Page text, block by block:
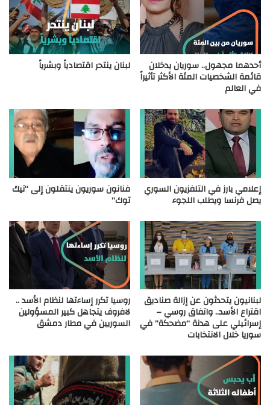
أحدهما مجهول.. سوريان يدخلان
قائمة الشخصيات المئة الأكثر تأثيراً
في العالم
لبنان ينتحر اقتصادياً وبشرياً
إعلامي بارز في التلفزيون السوري
يصل فرنسا ويطلب اللجوء
فنانون سوريون ينتقلون إلى “تيك
توك”
لبنانيون يتحدثون عن إزالة صناديق
اقتراع الأسد.. واتفاق روسي –
إسرائيلي على هدنة “مضحكة” في
سوريا خلال الانتخابات
روسيا تكرر إساءتها لنظام الأسد ..
لافروف يتجاهل كبير المسؤولين
السوريين في مطار دمشق